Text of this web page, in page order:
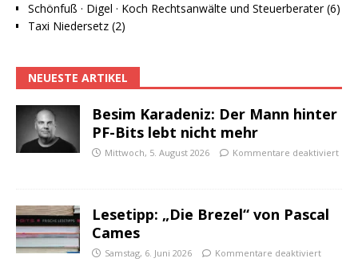
Schönfuß · Digel · Koch Rechtsanwälte und Steuerberater (6)
Taxi Niedersetz (2)
NEUESTE ARTIKEL
Besim Karadeniz: Der Mann hinter
PF-Bits lebt nicht mehr
Mittwoch, 5. August 2026 Kommentare deaktiviert
Lesetipp: „Die Brezel“ von Pascal
Cames
Samstag, 6. Juni 2026 Kommentare deaktiviert